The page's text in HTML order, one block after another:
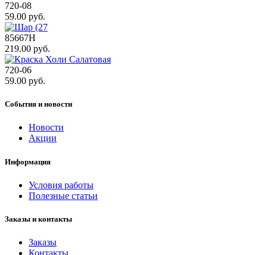
720-08
59.00 руб.
85667H
219.00 руб.
720-06
59.00 руб.
События и новости
Новости
Акции
Информация
Условия работы
Полезные статьи
Заказы и контакты
Заказы